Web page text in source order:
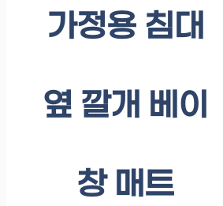
가정용 침대
옆 깔개 베이
창 매트